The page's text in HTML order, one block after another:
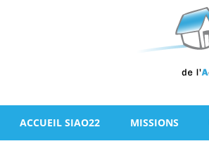
ACCUEIL SIAO22 MISSIONS